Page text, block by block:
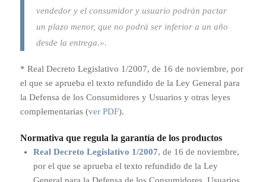
vendedor y el consumidor y usuario podrán pactar
un plazo menor, que no podrá ser inferior a un año
desde la entrega.».
* Real Decreto Legislativo 1/2007, de 16 de noviembre, por
el que se aprueba el texto refundido de la Ley General para
la Defensa de los Consumidores y Usuarios y otras leyes
complementarias (ver PDF).
Normativa que regula la garantía de los productos
Real Decreto Legislativo 1/2007, de 16 de noviembre,
por el que se aprueba el texto refundido de la Ley